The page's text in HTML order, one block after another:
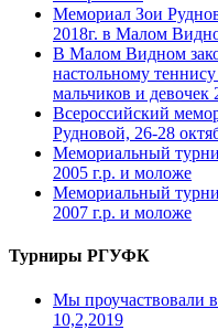
Мемориал Зои
2018г. в Малом
В Малом Видном
настольному
мальчиков и девочек
Всероссийский
Рудновой, 26-28
Мемориальный
2005 г.р. и моложе
Мемориальный
2007 г.р. и моложе
Турниры РГУФК
Мы проучаствовали
10,2,2019